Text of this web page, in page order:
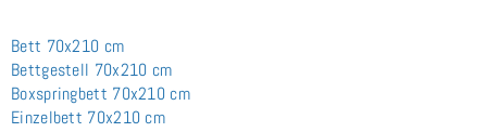
Bett 70x210 cm
Bettgestell 70x210 cm
Boxspringbett 70x210 cm
Einzelbett 70x210 cm